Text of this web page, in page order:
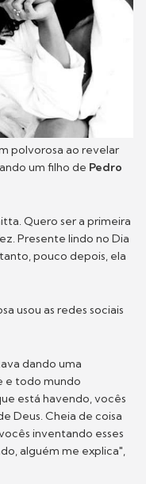
polvorosa ao revelar
um filho de Pedro
Quero ser a primeira
Presente lindo no Dia
pouco depois, ela
usou as redes sociais
dando uma
e todo mundo
está havendo, vocês
Deus. Cheia de coisa
inventando esses
alguém me explica",